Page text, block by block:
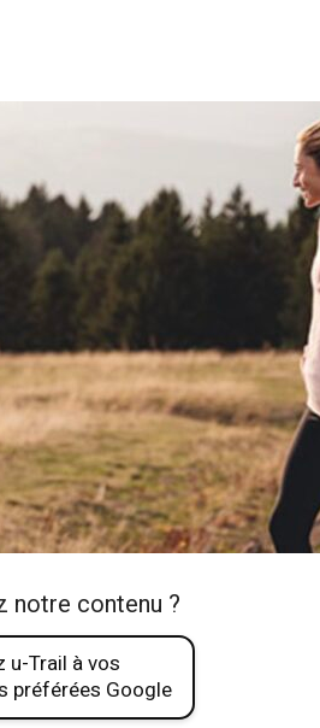
notre contenu ?
u-Trail à vos
préférées Google